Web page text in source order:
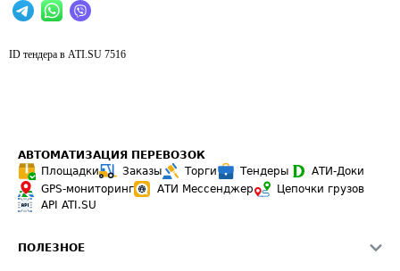
ID тендера в ATI.SU 7516
АВТОМАТИЗАЦИЯ ПЕРЕВОЗОК
Площадки
Заказы Торги Тендеры
АТИ-Доки
GPS-мониторинг
АТИ Мессенджер
Цепочки грузов
API ATI.SU
ПОЛЕЗНОЕ